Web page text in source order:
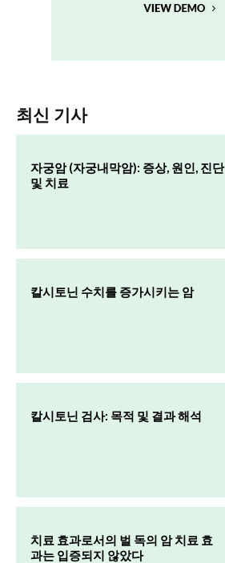
최신 기사
자궁암 (자궁내막암): 증상, 원인, 진단
및 치료
칼시토닌 수치를 증가시키는 암
칼시토닌 검사: 목적 및 결과 해석
치료 효과로서의 벌 독의 암 치료 효
과는 입증되지 않았다